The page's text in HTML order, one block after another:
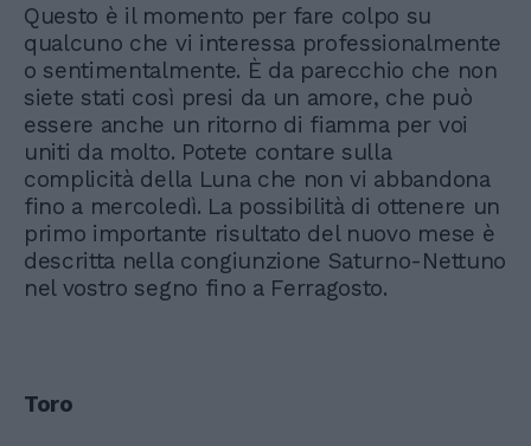
Questo è il momento per fare colpo su
qualcuno che vi interessa professionalmente
o sentimentalmente. È da parecchio che non
siete stati così presi da un amore, che può
essere anche un ritorno di fiamma per voi
uniti da molto. Potete contare sulla
complicità della Luna che non vi abbandona
fino a mercoledì. La possibilità di ottenere un
primo importante risultato del nuovo mese è
descritta nella congiunzione Saturno-Nettuno
nel vostro segno fino a Ferragosto.
Toro